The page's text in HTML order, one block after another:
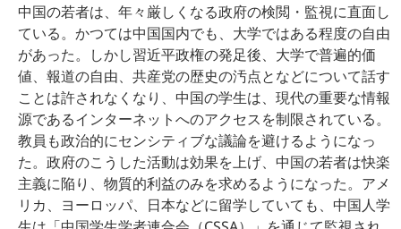
中国の若者は、年々厳しくなる政府の検閲・監視に直面し
ている。かつては中国国内でも、大学ではある程度の自由
があった。しかし習近平政権の発足後、大学で普遍的価
値、報道の自由、共産党の歴史の汚点となどについて話す
ことは許されなくなり、中国の学生は、現代の重要な情報
源であるインターネットへのアクセスを制限されている。
教員も政治的にセンシティブな議論を避けるようになっ
た。政府のこうした活動は効果を上げ、中国の若者は快楽
主義に陥り、物質的利益のみを求めるようになった。アメ
リカ、ヨーロッパ、日本などに留学していても、中国人学